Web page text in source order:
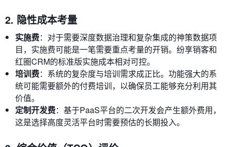
2. 隐性成本考量
实施费：对于需要深度数据治理和复杂集成的神策数据项
目，实施费可能是一笔需要重点考量的开销。纷享销客和
红圈CRM的标准版实施成本相对可控。
培训费：系统的复杂度与培训需求成正比。功能强大的系
统可能需要额外的付费培训，以确保员工能够充分利用其
价值。
定制开发费：基于PaaS平台的二次开发会产生额外费用，
这是选择高度灵活平台时需要预估的长期投入。